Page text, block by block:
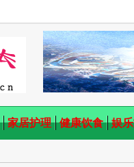
家居护理 健康饮食 娱